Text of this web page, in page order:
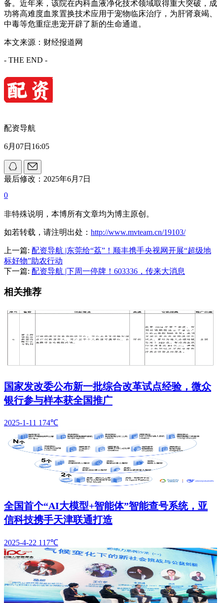
备。近年来，该院在内科血液净化技术领域取得重大突破，成
功将高难度血浆置换技术应用于宠物临床治疗，为肝肾衰竭、
中毒等危重症患宠开辟了新的生命通道。
本文来源：财经报道网
- THE END -
配资导航
6月07日16:05
最后修改：2025年6月7日
0
非特殊说明，本博所有文章均为博主原创。
如若转载，请注明出处： http://www.mvteam.cn/19103/
上一篇: 配资导航 |东莞给“荔”！顺丰携手央视网开展“超级地
标好物”助农行动
下一篇: 配资导航 |下周一停牌！603336，传来大消息
相关推荐
国家发改委公布新一批综合改革试点经验，微众
银行参与样本获全国推广
2025-1-11 174℃
全国首个“AI大模型+智能体”智能查号系统，亚
信科技携手天津联通打造
2025-4-22 117℃